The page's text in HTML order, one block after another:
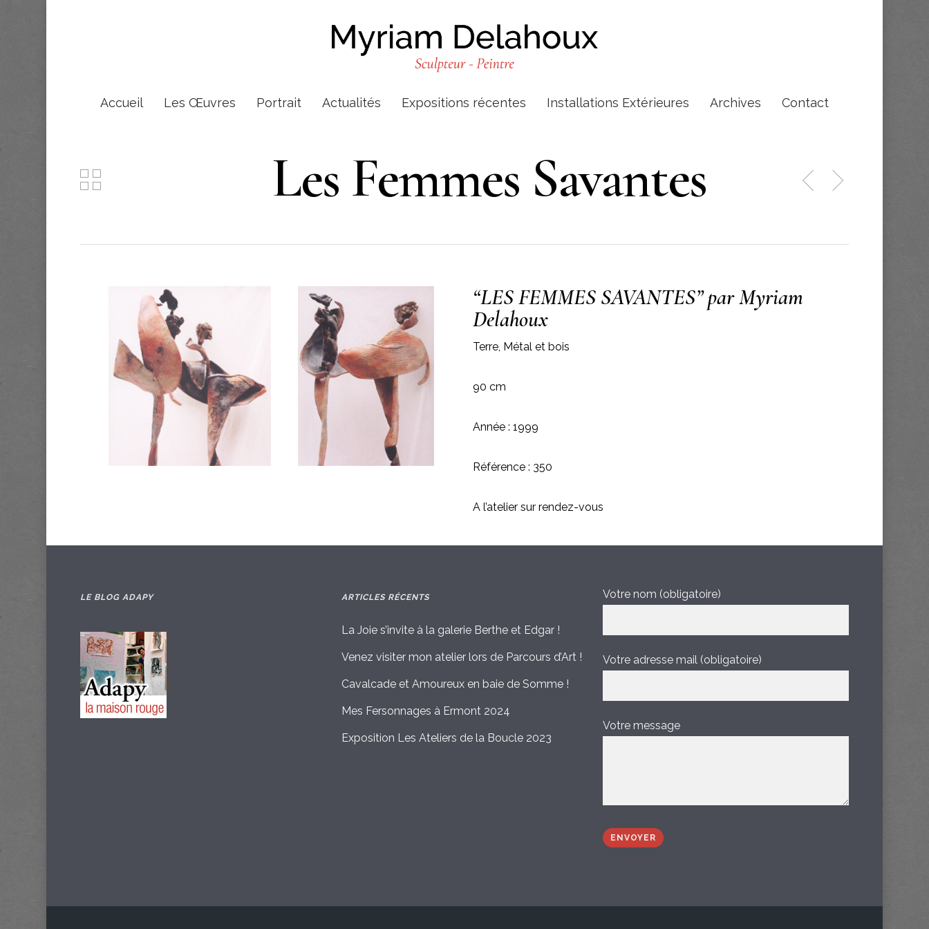
Accueil Les Œuvres Portrait Actualités Expositions récentes Installations Extérieures Archives Contact
Les Femmes Savantes
“LES FEMMES SAVANTES” par Myriam
Delahoux
Terre, Métal et bois
90 cm
Année : 1999
Référence : 350
A l’atelier sur rendez-vous
LE BLOG ADAPY ARTICLES RÉCENTS
La Joie s’invite à la galerie Berthe et Edgar !
Venez visiter mon atelier lors de Parcours d’Art !
Cavalcade et Amoureux en baie de Somme !
Mes Fersonnages à Ermont 2024
Exposition Les Ateliers de la Boucle 2023
Votre nom (obligatoire)
Votre adresse mail (obligatoire)
Votre message